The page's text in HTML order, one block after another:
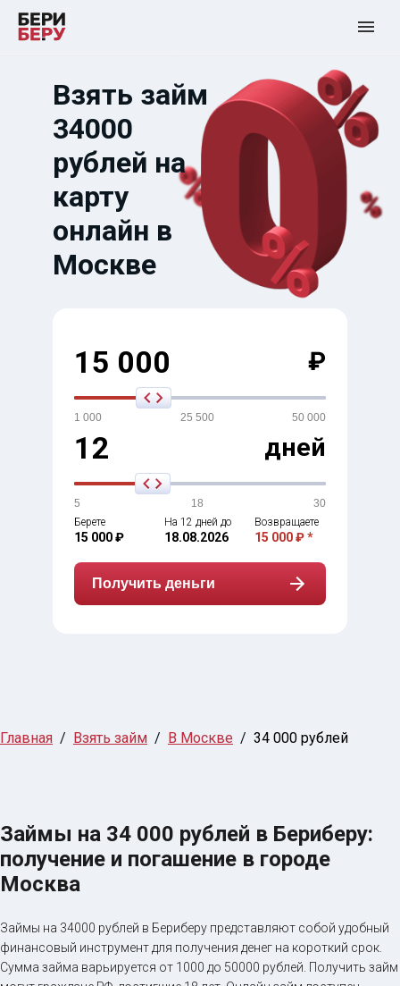
Взять займ
34000
рублей на
карту
онлайн в
Москве
15 000 ₽
1 000 25 500 50 000
12 дней
5 18
30
Берете
15 000 ₽
На 12 дней до
18.08.2026
Возвращаете
15 000 ₽ *
Получить деньги
Главная Взять займ В Москве 34 000 рублей
Займы на 34 000 рублей в Бериберу:
получение и погашение в городе
Москва
Займы на 34000 рублей в Бериберу представляют собой удобный
финансовый инструмент для получения денег на короткий срок.
Сумма займа варьируется от 1000 до 50000 рублей. Получить займ